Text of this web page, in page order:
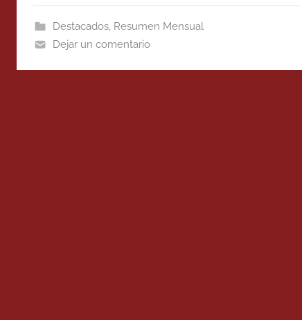
Destacados, Resumen Mensual
Dejar un comentario